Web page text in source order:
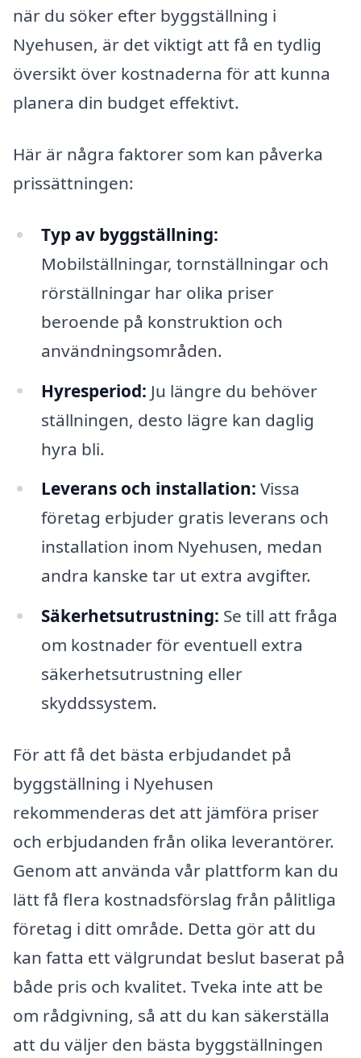
när du söker efter byggställning i
Nyehusen, är det viktigt att få en tydlig
översikt över kostnaderna för att kunna
planera din budget effektivt.
Här är några faktorer som kan påverka
prissättningen:
Typ av byggställning:
Mobilställningar, tornställningar och
rörställningar har olika priser
beroende på konstruktion och
användningsområden.
Hyresperiod: Ju längre du behöver
ställningen, desto lägre kan daglig
hyra bli.
Leverans och installation: Vissa
företag erbjuder gratis leverans och
installation inom Nyehusen, medan
andra kanske tar ut extra avgifter.
Säkerhetsutrustning: Se till att fråga
om kostnader för eventuell extra
säkerhetsutrustning eller
skyddssystem.
För att få det bästa erbjudandet på
byggställning i Nyehusen
rekommenderas det att jämföra priser
och erbjudanden från olika leverantörer.
Genom att använda vår plattform kan du
lätt få flera kostnadsförslag från pålitliga
företag i ditt område. Detta gör att du
kan fatta ett välgrundat beslut baserat på
både pris och kvalitet. Tveka inte att be
om rådgivning, så att du kan säkerställa
att du väljer den bästa byggställningen